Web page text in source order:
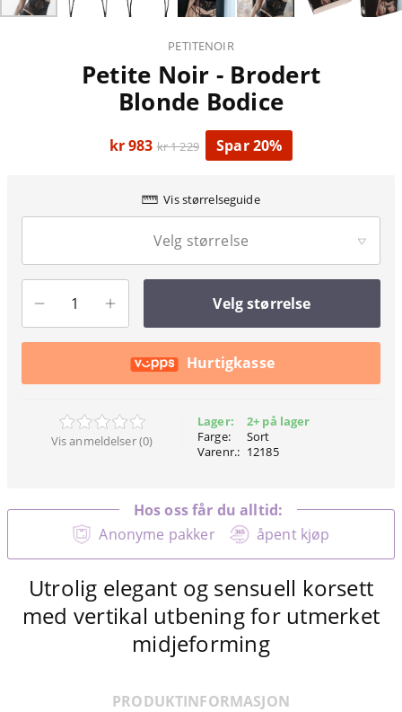
PETITENOIR
Petite Noir - Brodert
Blonde Bodice
kr 983 kr 1 229 Spar 20%
Vis størrelseguide
Velg størrelse
Velg størrelse
Hurtigkasse
Vis anmeldelser (0)
Lager:
Farge:
Varenr.:
2+ på lager
Sort
12185
Anonyme pakker åpent kjøp
Hos oss får du alltid:
Utrolig elegant og sensuell korsett
med vertikal utbening for utmerket
midjeforming
PRODUKTINFORMASJON